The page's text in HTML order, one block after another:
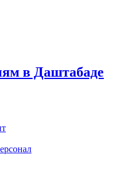
в Даштабаде